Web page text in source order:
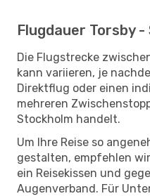
Flugdauer Torsby
Die Flugstrecke
kann variieren, je
Direktflug oder einen
mehreren
Stockholm handelt.
Um Ihre Reise so
gestalten, empfehlen
ein Reisekissen und
Augenverband. Für